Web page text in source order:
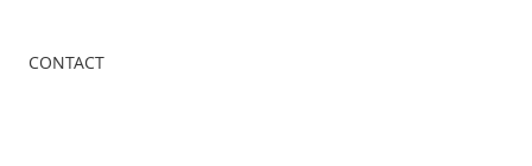
CONTACT